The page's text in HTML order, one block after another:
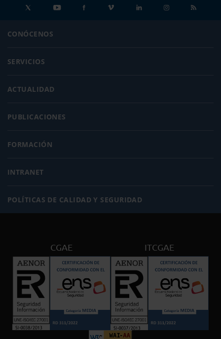
CONÓCENOS
SERVICIOS
ACTUALIDAD
PUBLICACIONES
FORMACIÓN
INTRANET
POLÍTICAS DE CALIDAD Y SEGURIDAD
CGAE ITCGAE